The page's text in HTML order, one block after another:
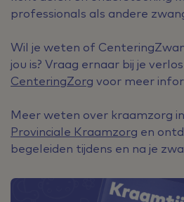
professionals als andere
Wil je weten of
jou is? Vraag ernaar bij je
CenteringZorg voor meer
Meer weten over kraamzorg
Provinciale Kraamzorg en
begeleiden tijdens en na je